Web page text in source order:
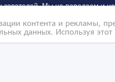
контента и рекламы,
данных. Используя
Мы не передаем и
о правилах